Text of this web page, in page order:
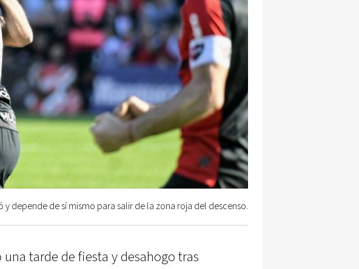
y depende de sí mismo para salir de la zona roja del descenso.
tarde de fiesta y desahogo tras